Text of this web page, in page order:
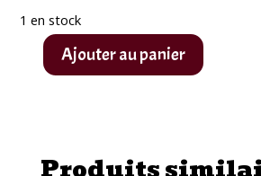
1 en stock
quantitéAjouter au panier